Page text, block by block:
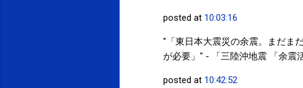
posted at 10:03:16
"「東日本大震災の余震。まだま
が必要」" - 「三陸沖地震 「余震
posted at 10:42:52